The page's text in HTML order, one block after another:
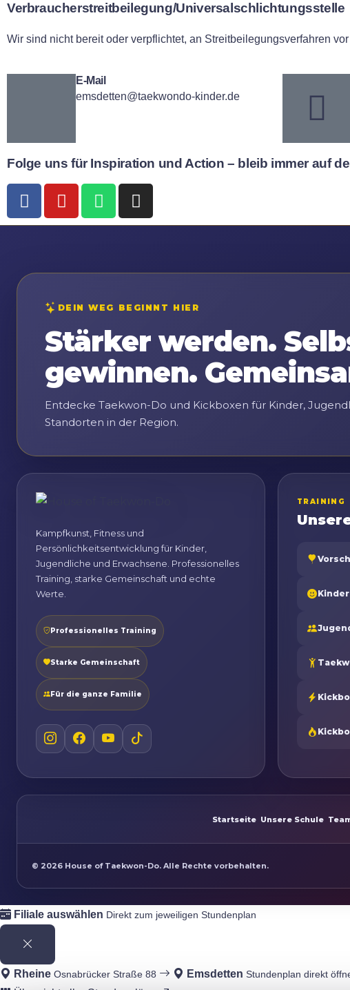
Verbraucher­streit­beilegung/Universal­schlichtungs­stelle
Wir sind nicht bereit oder verpflichtet, an Streitbeilegungsverfahren
E-Mail
emsdetten@taekwondo-kinder.de
Folge uns für Inspiration und Action – bleib immer auf
DEIN WEG BEGINNT HIER
Stärker werden.
gewinnen.
Entdecke Taekwon-Do und Kickboxen für Kinder,
Standorten in der Region.
Kampfkunst, Fitness und
Persönlichkeitsentwicklung für Kinder,
Jugendliche und Erwachsene. Professionelles
Training, starke Gemeinschaft und echte
Werte.
Professionelles Training
Starke Gemeinschaft
Für die ganze Familie
TRAINING
Kinder
Startseite Unsere Schule
© 2026 House of Taekwon-Do. Alle Rechte vorbehalten.
Filiale auswählen Direkt zum jeweiligen Stundenplan
Rheine Osnabrücker Straße 88 Emsdetten Stundenplan direkt